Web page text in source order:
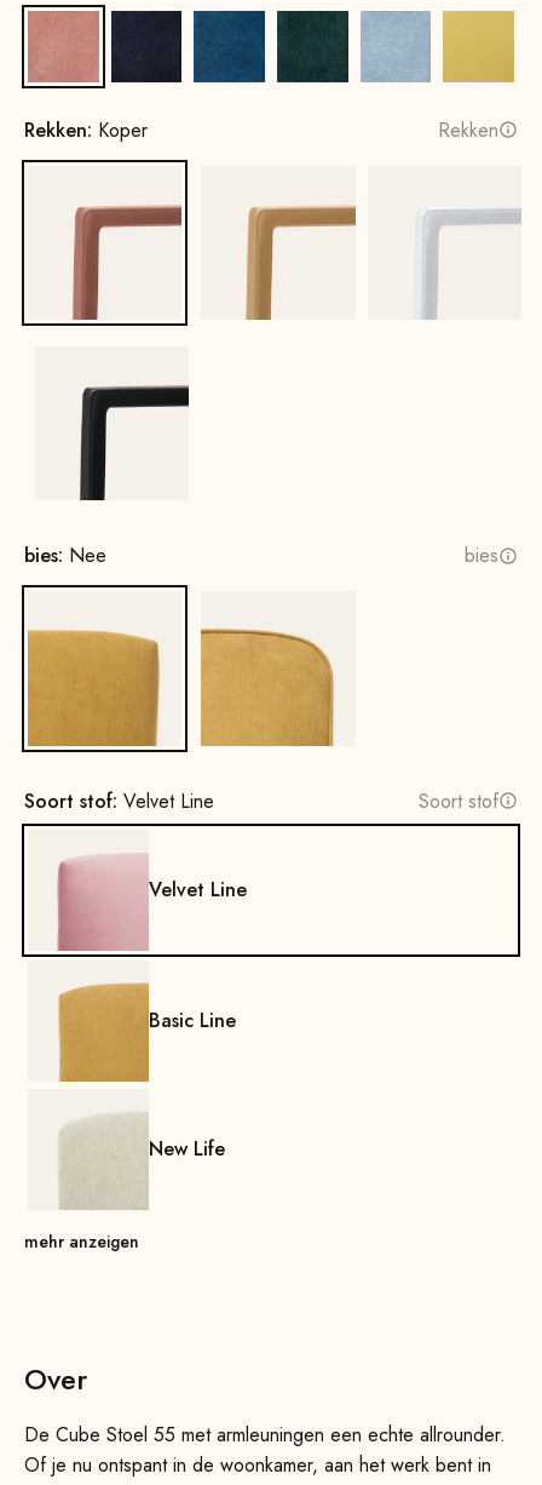
MarineblauwKoningsblauwJagersgroenIjsblauw
Rekken: Koper Rekken
bies: Nee bies
Ja
Soort stof: Velvet Line Soort stof
Velvet Line
Basic Line
New Life
mehr anzeigen
Over
De Cube Stoel 55 met armleuningen een echte allrounder.
Of je nu ontspant in de woonkamer, aan het werk bent in